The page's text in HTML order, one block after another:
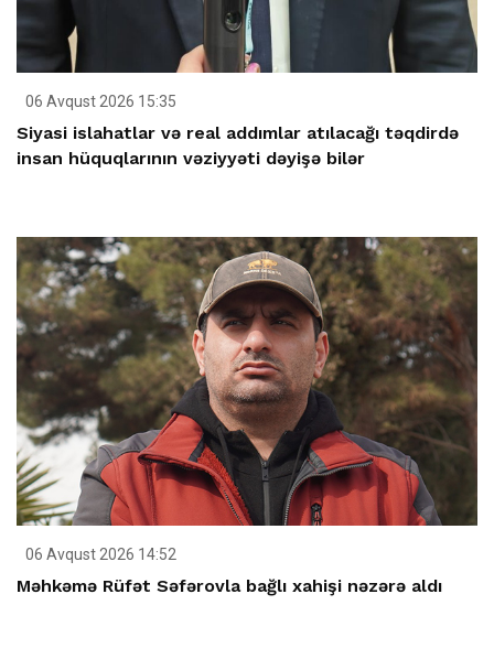
06 Avqust 2026 15:35
Siyasi islahatlar və real addımlar atılacağı təqdirdə
insan hüquqlarının vəziyyəti dəyişə bilər
06 Avqust 2026 14:52
Məhkəmə Rüfət Səfərovla bağlı xahişi nəzərə aldı